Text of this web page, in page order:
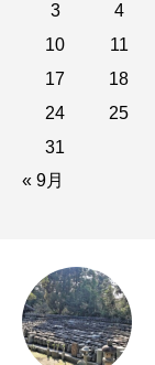
3
4
10
11
17
18
24
25
31
« 9月